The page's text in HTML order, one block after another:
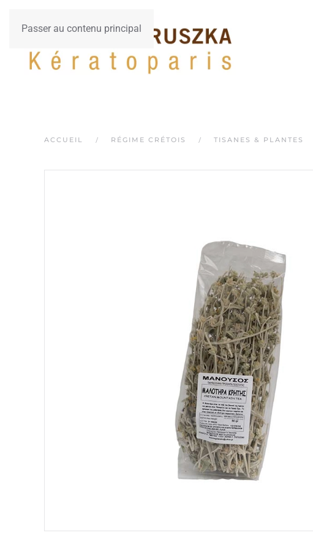
Passer au contenu principal
ACCUEIL RÉGIME CRÉTOIS TISANES & PLANTES